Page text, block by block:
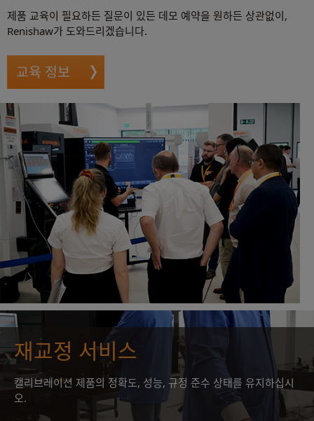
제품 교육이 필요하든 질문이 있든 데모 예약을 원하든 상관없이,
Renishaw가 도와드리겠습니다.
교육 정보
재교정 서비스
캘리브레이션 제품의 정확도, 성능, 규정 준수 상태를 유지하십시
오.